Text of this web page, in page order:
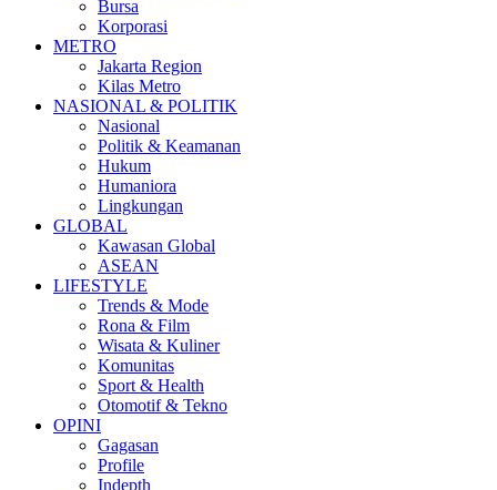
Bursa
Korporasi
METRO
Jakarta Region
Kilas Metro
NASIONAL & POLITIK
Nasional
Politik & Keamanan
Hukum
Humaniora
Lingkungan
GLOBAL
Kawasan Global
ASEAN
LIFESTYLE
Trends & Mode
Rona & Film
Wisata & Kuliner
Komunitas
Sport & Health
Otomotif & Tekno
OPINI
Gagasan
Profile
Indepth